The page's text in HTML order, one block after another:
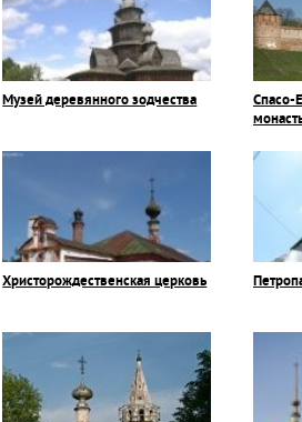
Музей деревянного зодчества
Спасо-
Христорождественская церковь